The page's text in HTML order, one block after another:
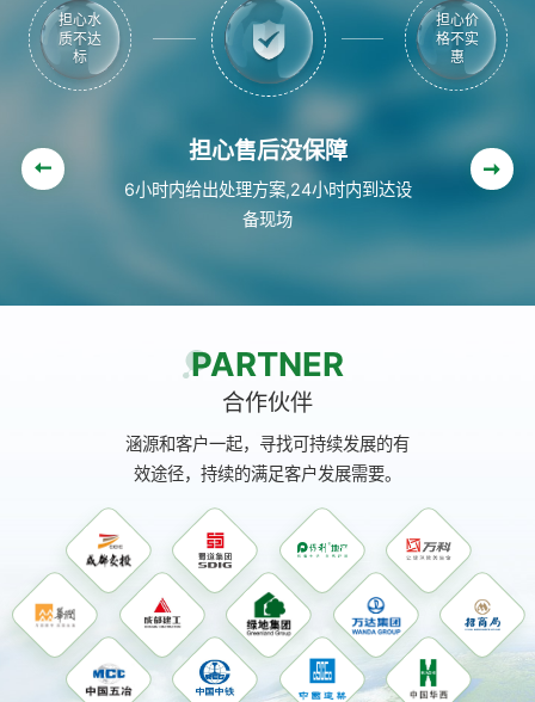
担心售
后没保
障
担心质
量不合
格
担心售后没保障
6小时内给出处理方案,24小时内到达设
备现场
PARTNER
合作伙伴
涵源和客户一起，寻找可持续发展的有
效途径，持续的满足客户发展需要。